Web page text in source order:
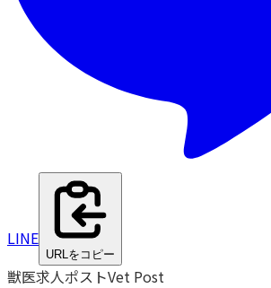
LINE
URLをコピー
獣医求人ポストVet Post